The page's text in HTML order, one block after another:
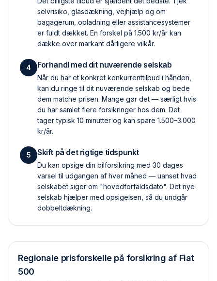
selvrisiko, glas­dækning, vejhjælp og om
bagagerum, opladning eller assistance­systemer
er fuldt dækket. En forskel på 1.500 kr/år kan
dække over markant dårligere vilkår.
4 Forhandl med dit nuværende selskab
Når du har et konkret konkurrent­tilbud i hånden,
kan du ringe til dit nuværende selskab og bede
dem matche prisen. Mange gør det — særligt hvis
du har samlet flere forsikringer hos dem. Det
tager typisk 10 minutter og kan spare 1.500–3.000
kr/år.
5 Skift på det rigtige tidspunkt
Du kan opsige din bilforsikring med 30 dages
varsel til udgangen af hver måned — uanset hvad
selskabet siger om "hovedforfaldsdato". Det nye
selskab hjælper med opsigelsen, så du undgår
dobbelt­dækning.
Regionale prisforskelle på forsikring af Fiat
500